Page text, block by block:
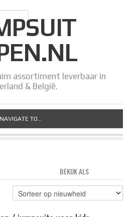
assortiment leverbaar in
& België.
NAVIGATE TO...
BEKIJK ALS